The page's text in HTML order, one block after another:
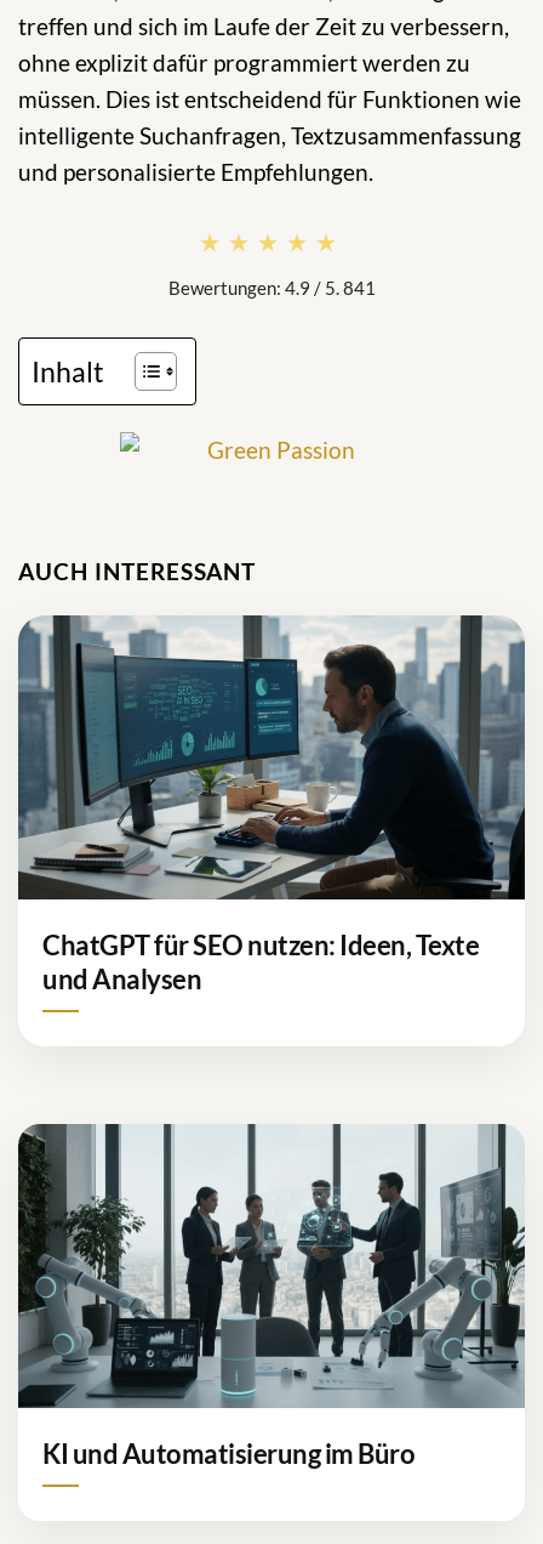
treffen und sich im Laufe der Zeit zu verbessern,
ohne explizit dafür programmiert werden zu
müssen. Dies ist entscheidend für Funktionen wie
intelligente Suchanfragen, Textzusammenfassung
und personalisierte Empfehlungen.
★★★★★
★★★★★
Bewertungen: 4.9 / 5. 841
Inhalt
AUCH INTERESSANT
ChatGPT für SEO nutzen: Ideen, Texte
und Analysen
KI und Automatisierung im Büro